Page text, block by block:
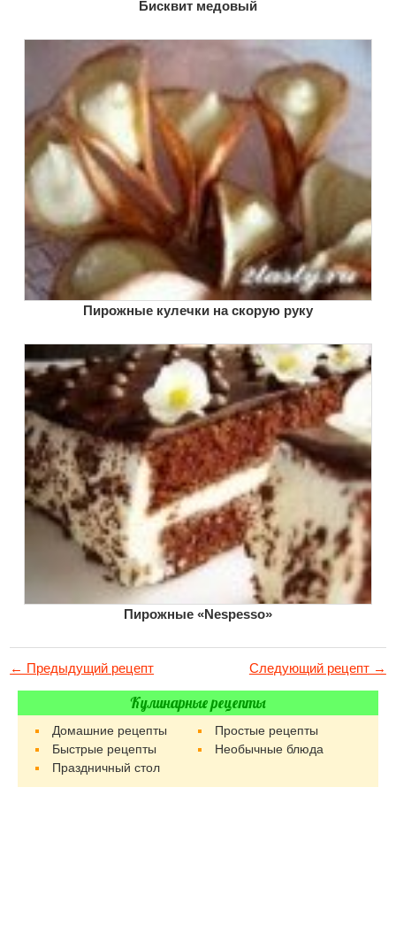
Бисквит медовый
Пирожные кулечки на скорую руку
Пирожные «Nespesso»
← Предыдущий рецепт Следующий рецепт →
Кулинарные рецепты
Домашние рецепты
Простые рецепты
Быстрые рецепты
Необычные блюда
Праздничный стол